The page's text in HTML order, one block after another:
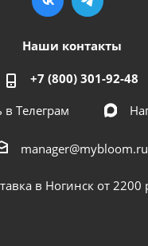
Наши контакты
+7 (800) 301-92-48
в Телеграм
manager@mybloom.ru
в Ногинск от 2200